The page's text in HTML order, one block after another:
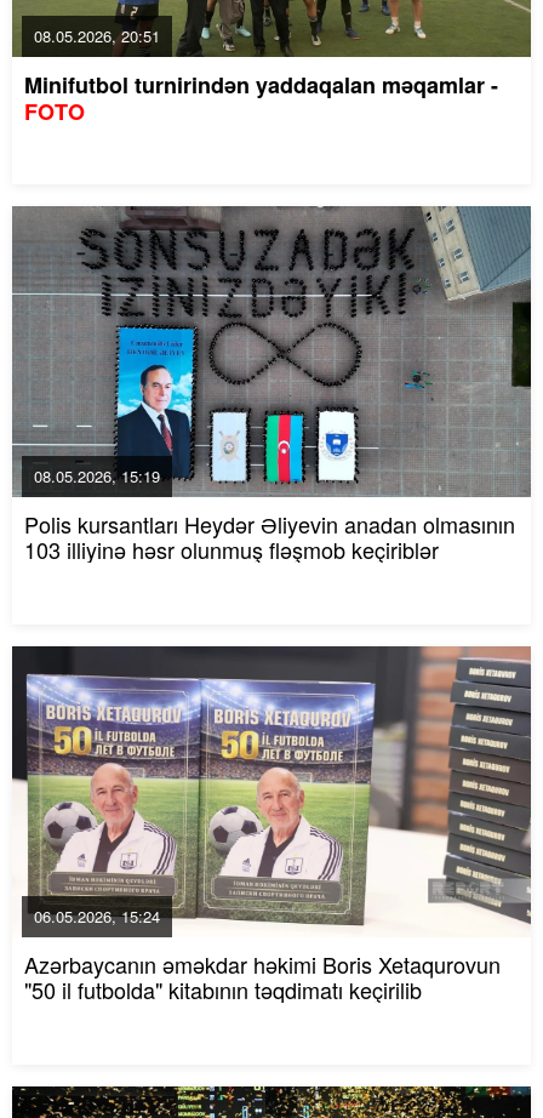
08.05.2026, 20:51
Minifutbol turnirindən yaddaqalan məqamlar -
FOTO
08.05.2026, 15:19
Polis kursantları Heydər Əliyevin anadan olmasının
103 illiyinə həsr olunmuş fləşmob keçiriblər
06.05.2026, 15:24
Azərbaycanın əməkdar həkimi Boris Xetaqurovun
"50 il futbolda" kitabının təqdimatı keçirilib